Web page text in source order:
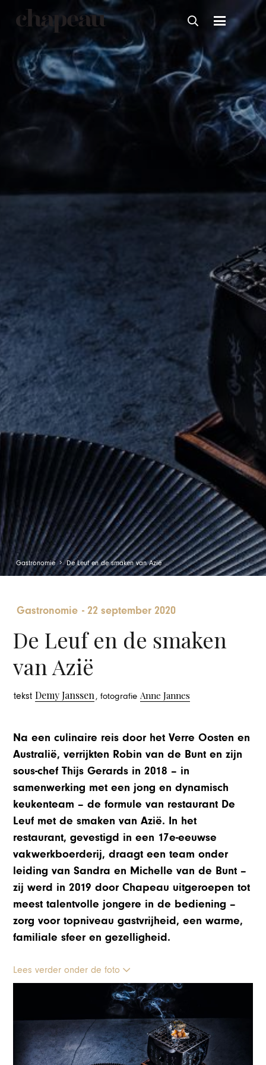
Gastronomie De Leuf en de smaken van Azië
Gastronomie -22 september 2020
De Leuf en de smaken
van Azië
tekstDemy Janssen, fotografieAnne Jannes
Na een culinaire reis door het Verre Oosten en
Australië, verrijkten Robin van de Bunt en zijn
sous-chef Thijs Gerards in 2018 – in
samenwerking met een jong en dynamisch
keukenteam – de formule van restaurant De
Leuf met de smaken van Azië. In het
restaurant, gevestigd in een 17e-eeuwse
vakwerkboerderij, draagt een team onder
leiding van Sandra en Michelle van de Bunt –
zij werd in 2019 door Chapeau uitgeroepen tot
meest talentvolle jongere in de bediening –
zorg voor topniveau gastvrijheid, een warme,
familiale sfeer en gezelligheid.
Lees verder onder de foto